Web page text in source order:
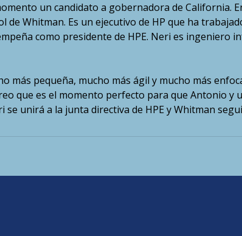
un candidato a gobernadora de California.
Whitman. Es un ejecutivo de HP que ha
como presidente de HPE. Neri es ingeniero
más pequeña, mucho más ágil y mucho más
que es el momento perfecto para que Antonio y
se unirá a la junta directiva de HPE y Whitman